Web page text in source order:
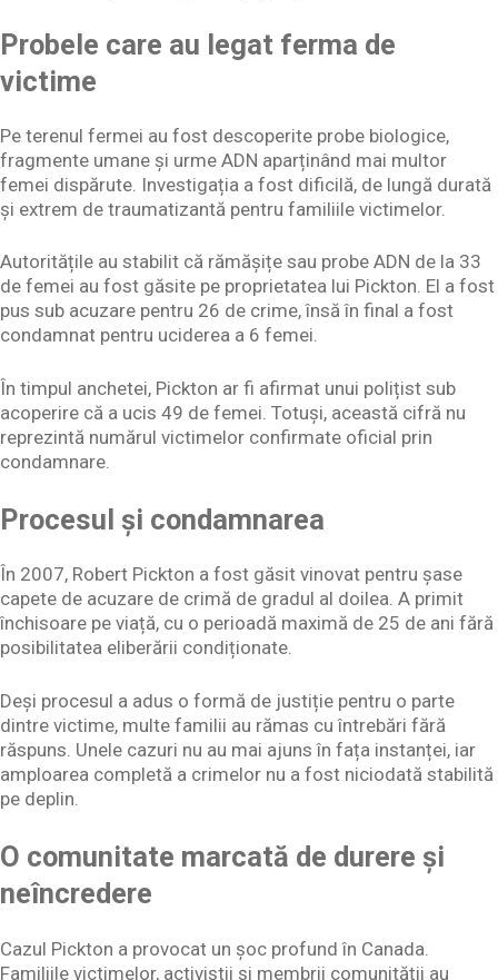
Probele care au legat ferma de
victime
Pe terenul fermei au fost descoperite probe biologice,
fragmente umane și urme ADN aparținând mai multor
femei dispărute. Investigația a fost dificilă, de lungă durată
și extrem de traumatizantă pentru familiile victimelor.
Autoritățile au stabilit că rămășițe sau probe ADN de la 33
de femei au fost găsite pe proprietatea lui Pickton. El a fost
pus sub acuzare pentru 26 de crime, însă în final a fost
condamnat pentru uciderea a 6 femei.
În timpul anchetei, Pickton ar fi afirmat unui polițist sub
acoperire că a ucis 49 de femei. Totuși, această cifră nu
reprezintă numărul victimelor confirmate oficial prin
condamnare.
Procesul și condamnarea
În 2007, Robert Pickton a fost găsit vinovat pentru șase
capete de acuzare de crimă de gradul al doilea. A primit
închisoare pe viață, cu o perioadă maximă de 25 de ani fără
posibilitatea eliberării condiționate.
Deși procesul a adus o formă de justiție pentru o parte
dintre victime, multe familii au rămas cu întrebări fără
răspuns. Unele cazuri nu au mai ajuns în fața instanței, iar
amploarea completă a crimelor nu a fost niciodată stabilită
pe deplin.
O comunitate marcată de durere și
neîncredere
Cazul Pickton a provocat un șoc profund în Canada.
Familiile victimelor, activiștii și membrii comunității au